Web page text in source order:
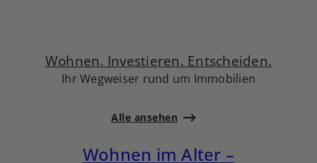
Wohnen. Investieren. Entscheiden.
Ihr Wegweiser rund um Immobilien
Alle ansehen
Wohnen im Alter –